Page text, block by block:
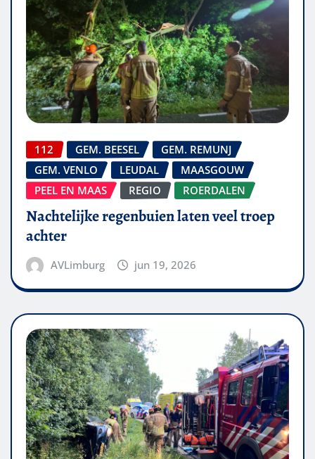
112 GEM. BEESEL
GEM. REMUNJ
GEM. VENLO
LEUDAL
MAASGOUW
PEEL EN MAAS
REGIO ROERDALEN
Nachtelijke regenbuien laten veel troep
achter
AVLimburg jun 19, 2026